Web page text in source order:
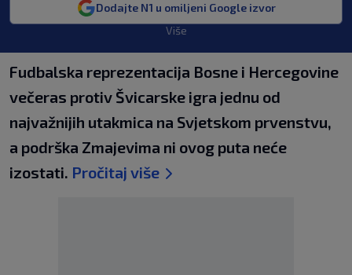
Dodajte N1 u omiljeni Google izvor
Više
Fudbalska reprezentacija Bosne i Hercegovine
večeras protiv Švicarske igra jednu od
najvažnijih utakmica na Svjetskom prvenstvu,
a podrška Zmajevima ni ovog puta neće
izostati. Pročitaj više